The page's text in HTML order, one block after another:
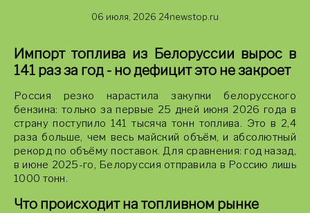
06 июля, 2026 24newstop.ru
Импорт топлива из Белоруссии вырос в
141 раз за год - но дефицит это не закроет
Россия резко нарастила закупки белорусского
бензина: только за первые 25 дней июня 2026 года в
страну поступило 141 тысяча тонн топлива. Это в 2,4
раза больше, чем весь майский объём, и абсолютный
рекорд по объёму поставок. Для сравнения: год назад,
в июне 2025-го, Белоруссия отправила в Россию лишь
1000 тонн.
Что происходит на топливном рынке